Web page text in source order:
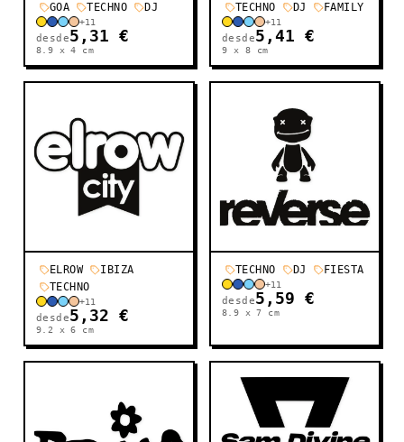
GOA TECHNO DJ
+11
desde5,31 €
8.9 x 4 cm
TECHNO DJ FAMILY
+11
desde5,41 €
9 x 8 cm
ELROW
IBIZA
TECHNO
+11
desde5,32 €
9.2 x 6 cm
TECHNO DJ FIESTA
+11
desde5,59 €
8.9 x 7 cm